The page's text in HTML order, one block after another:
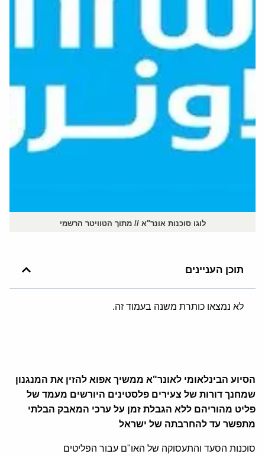
לוגו סוכנות אונר"א // מתוך הטוויטר הרשמי
תוכן העניינים
לא נמצאו כותרת משנה בעמוד זה.
הסיוע הבינלאומי לאונר"א ממשיך אפוא להזין את המנגנון
שמחנך דורות של צעירים פלסטינים היורשים מעמד של
פליט מהוריהם ללא הגבלת זמן על ערכי המאבק הבלתי
מתפשר עד להחרבתה של ישראל
סוכנות הסעד והתעסוקה של האו"ם עבור הפליטים